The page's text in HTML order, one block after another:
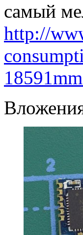
самый
http://